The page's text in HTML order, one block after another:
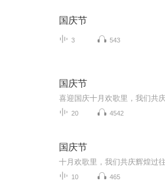
国庆节
3 543
国庆节
20 4542
国庆节
10 465